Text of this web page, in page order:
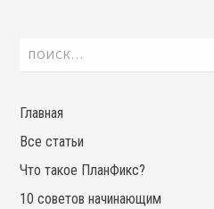
Найти:
Главная
Все статьи
Что такое ПланФикс?
10 советов начинающим